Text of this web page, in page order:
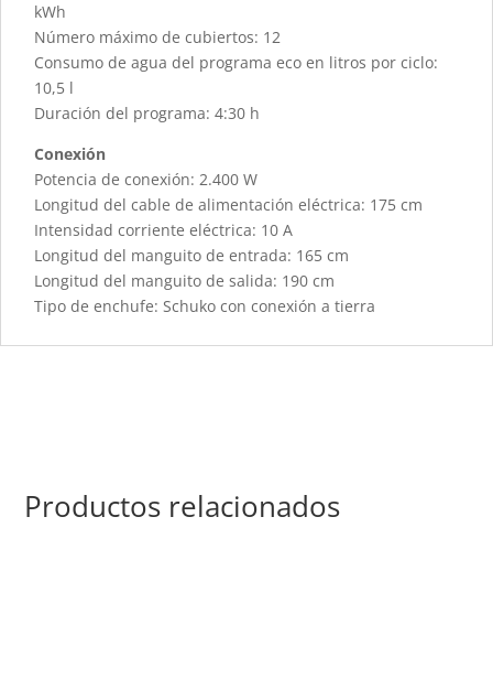
kWh
Número máximo de cubiertos: 12
Consumo de agua del programa eco en litros por ciclo:
10,5 l
Duración del programa: 4:30 h
Conexión
Potencia de conexión: 2.400 W
Longitud del cable de alimentación eléctrica: 175 cm
Intensidad corriente eléctrica: 10 A
Longitud del manguito de entrada: 165 cm
Longitud del manguito de salida: 190 cm
Tipo de enchufe: Schuko con conexión a tierra
Productos relacionados